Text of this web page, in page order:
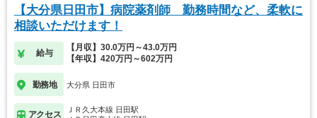
【大分県日田市】病院薬剤師 勤務時間など、柔軟に
相談いただけます！
給与
【月収】30.0万円～43.0万円
【年収】420万円～602万円
勤務地 大分県 日田市
アクセス
ＪＲ久大本線 日田駅